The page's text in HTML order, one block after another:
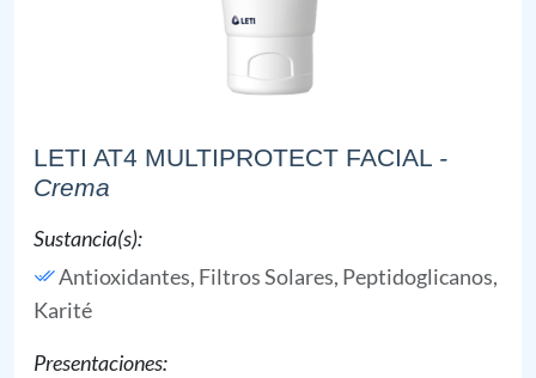
LETI AT4 MULTIPROTECT FACIAL -
Crema
Sustancia(s):
Antioxidantes, Filtros Solares, Peptidoglicanos,
Karité
Presentaciones: